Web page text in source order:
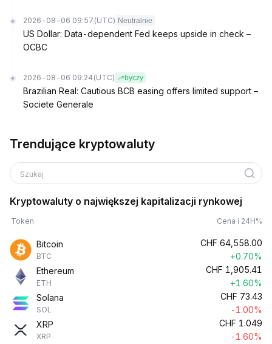
2026-08-06 09:57 (UTC) Neutralnie
US Dollar: Data-dependent Fed keeps upside in check –
OCBC
2026-08-06 09:24 (UTC) byczy
Brazilian Real: Cautious BCB easing offers limited support –
Societe Generale
Trendujące kryptowaluty
Szukaj
Kryptowaluty o największej kapitalizacji rynkowej
Token Cena i 24H%
Bitcoin
BTC
CHF 64,558.00
+0.70%
Ethereum
ETH
CHF 1,905.41
+1.60%
Solana
SOL
CHF 73.43
-1.00%
XRP
XRP
CHF 1.049
-1.60%